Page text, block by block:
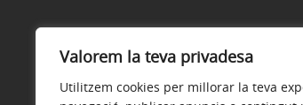
Valorem la teva privadesa
Utilitzem cookies per millorar la teva
De dilluns a divendres de 10 hores a 14